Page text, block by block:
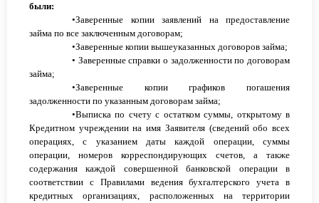
были:
•Заверенные копии заявлений
на предоставление
займа по все заключенным договорам;
•Заверенные копии вышеуказанных договоров займа;
• Заверенные справки о задолженности по договорам
займа;
•Заверенные копии графиков погашения
задолженности по указанным договорам займа;
•Выписка по счету с остатком суммы, открытому в
Кредитном учреждении на имя Заявителя (сведений обо всех
операциях, с указанием даты каждой операции, суммы
операции, номеров корреспондирующих счетов, а также
содержания каждой совершенной банковской операции в
соответствии с Правилами ведения бухгалтерского учета в
кредитных организациях, расположенных на территории